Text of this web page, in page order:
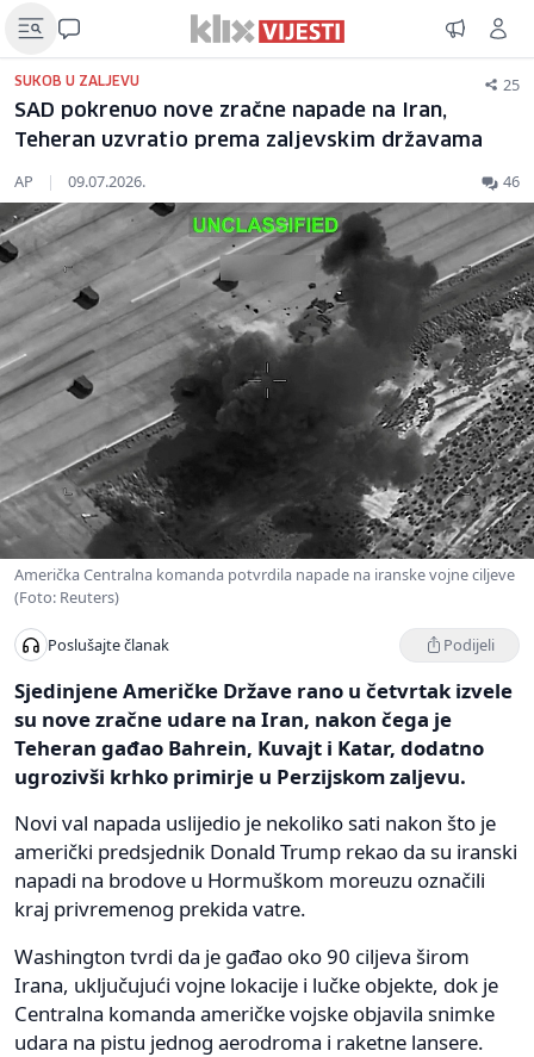
SUKOB U ZALJEVU 25
SAD pokrenuo nove zračne napade na Iran,
Teheran uzvratio prema zaljevskim državama
AP | 09.07.2026. 46
Američka Centralna komanda potvrdila napade na iranske vojne ciljeve
(Foto: Reuters)
Poslušajte članak Podijeli
Sjedinjene Američke Države rano u četvrtak izvele
su nove zračne udare na Iran, nakon čega je
Teheran gađao Bahrein, Kuvajt i Katar, dodatno
ugrozivši krhko primirje u Perzijskom zaljevu.
Novi val napada uslijedio je nekoliko sati nakon što je
američki predsjednik Donald Trump rekao da su iranski
napadi na brodove u Hormuškom moreuzu označili
kraj privremenog prekida vatre.
Washington tvrdi da je gađao oko 90 ciljeva širom
Irana, uključujući vojne lokacije i lučke objekte, dok je
Centralna komanda američke vojske objavila snimke
udara na pistu jednog aerodroma i raketne lansere.